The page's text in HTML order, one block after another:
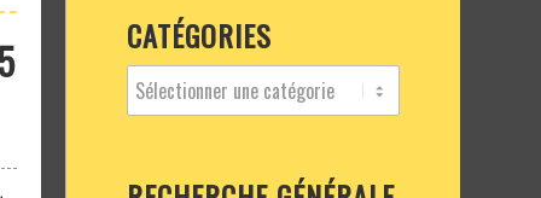
CATÉGORIES